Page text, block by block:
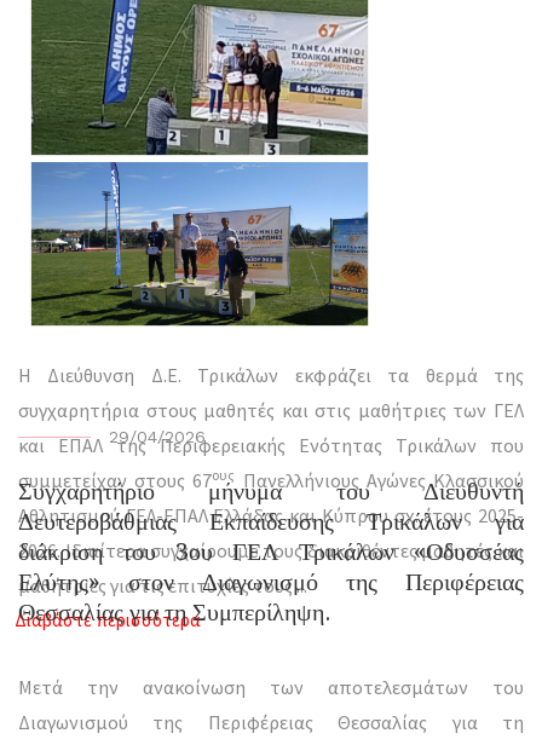
Η Διεύθυνση Δ.Ε. Τρικάλων εκφράζει τα θερμά της
συγχαρητήρια στους μαθητές και στις μαθήτριες των ΓΕΛ
και ΕΠΑΛ της Περιφερειακής Ενότητας Τρικάλων που
συμμετείχαν στους 67ους Πανελλήνιους Αγώνες Κλασσικού
Αθλητισμού ΓΕΛ-ΕΠΑΛ Ελλάδας και Κύπρου σχ. έτους 2025-
2026. Ιδιαίτερα συγχαίρουμε τους διακριθέντες μαθητές και
μαθήτριες για τις επιτυχίες τους...
Διαβάστε περισσότερα
29/04/2026
Συγχαρητήριο μήνυμα του Διευθυντή
Δευτεροβάθμιας Εκπαίδευσης Τρικάλων για
διάκριση του 3ου ΓΕΛ Τρικάλων «Οδυσσέας
Ελύτης» στον Διαγωνισμό της Περιφέρειας
Θεσσαλίας για τη Συμπερίληψη.
Μετά την ανακοίνωση των αποτελεσμάτων του
Διαγωνισμού της Περιφέρειας Θεσσαλίας για τη